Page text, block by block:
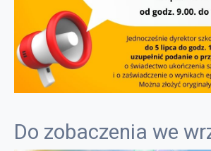
Do zobaczenia we